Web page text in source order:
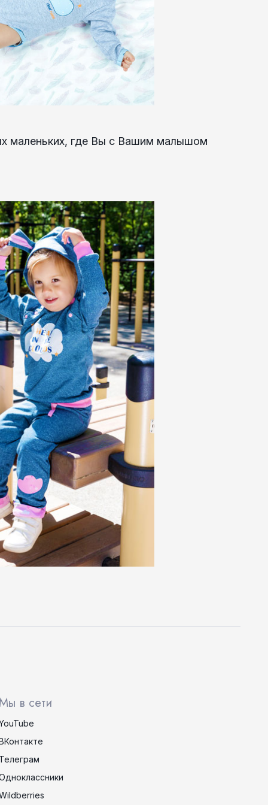
маленьких, где Вы с Вашим малышом
в сети